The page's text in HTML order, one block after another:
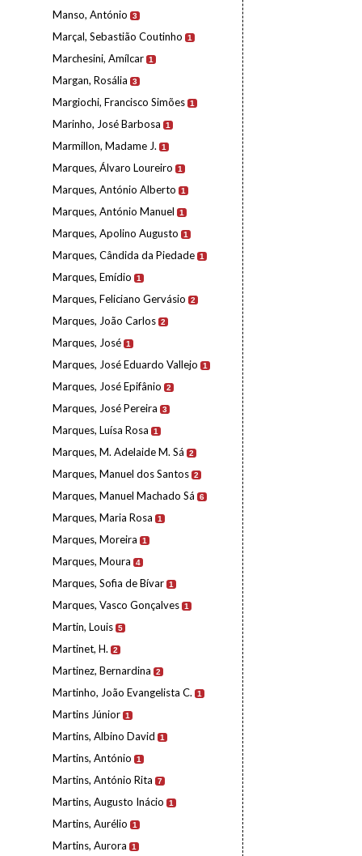
Manso, António 3
Marçal, Sebastião Coutinho 1
Marchesini, Amílcar 1
Margan, Rosália 3
Margiochi, Francisco Simões 1
Marinho, José Barbosa 1
Marmillon, Madame J. 1
Marques, Álvaro Loureiro 1
Marques, António Alberto 1
Marques, António Manuel 1
Marques, Apolino Augusto 1
Marques, Cândida da Piedade 1
Marques, Emídio 1
Marques, Feliciano Gervásio 2
Marques, João Carlos 2
Marques, José 1
Marques, José Eduardo Vallejo 1
Marques, José Epifânio 2
Marques, José Pereira 3
Marques, Luísa Rosa 1
Marques, M. Adelaide M. Sá 2
Marques, Manuel dos Santos 2
Marques, Manuel Machado Sá 6
Marques, Maria Rosa 1
Marques, Moreira 1
Marques, Moura 4
Marques, Sofia de Bívar 1
Marques, Vasco Gonçalves 1
Martin, Louis 5
Martinet, H. 2
Martinez, Bernardina 2
Martinho, João Evangelista C. 1
Martins Júnior 1
Martins, Albino David 1
Martins, António 1
Martins, António Rita 7
Martins, Augusto Inácio 1
Martins, Aurélio 1
Martins, Aurora 1